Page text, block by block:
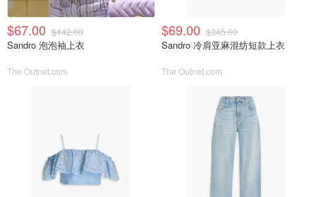
$67.00 $442.00
Sandro 泡泡袖上衣
The Outnet.com
$69.00 $345.00
Sandro 冷肩亚麻混纺短款上衣
The Outnet.com